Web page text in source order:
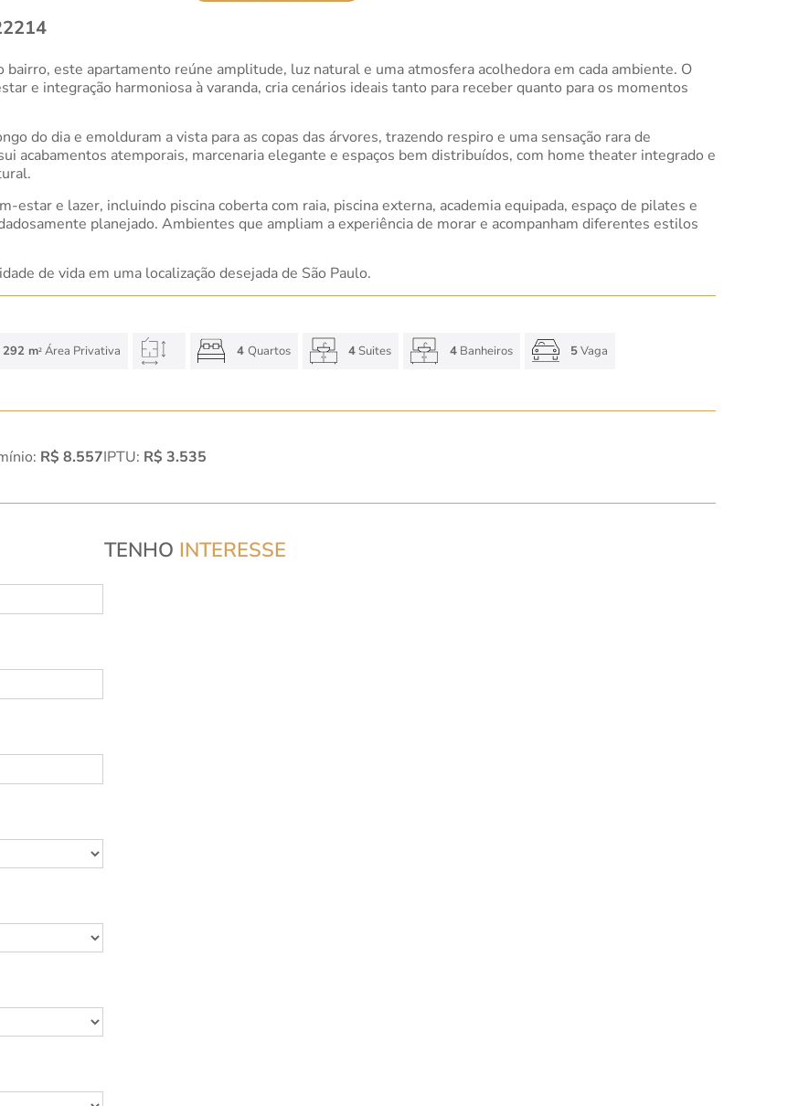
bairro, este apartamento reúne amplitude, luz natural e uma atmosfera acolhedora em cada ambiente. O
e integração harmoniosa à varanda, cria cenários ideais tanto para receber quanto para os momentos
do dia e emolduram a vista para as copas das árvores, trazendo respiro e uma sensação rara de
acabamentos atemporais, marcenaria elegante e espaços bem distribuídos, com home theater integrado e
estar e lazer, incluindo piscina coberta com raia, piscina externa, academia equipada, espaço de pilates e
planejado. Ambientes que ampliam a experiência de morar e acompanham diferentes estilos
de vida em uma localização desejada de São Paulo.
292 m2Área Privativa 4 Quartos 4 Suites 4Banheiros 5Vaga
R$ 8.557IPTU: R$ 3.535
TENHO INTERESSE